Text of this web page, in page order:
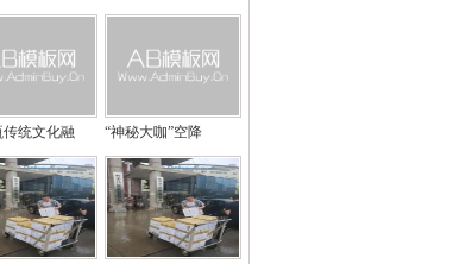
传统文化融 “神秘大咖”空降